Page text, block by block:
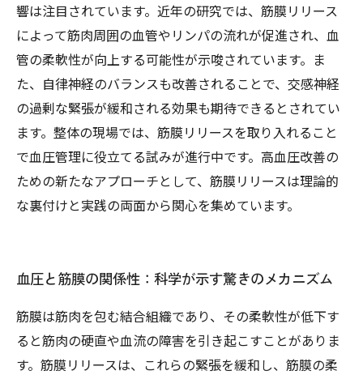
響は注目されています。近年の研究では、筋膜リリース
によって筋肉周囲の血管やリンパの流れが促進され、血
管の柔軟性が向上する可能性が示唆されています。ま
た、自律神経のバランスも改善されることで、交感神経
の過剰な緊張が緩和される効果も期待できるとされてい
ます。整体の現場では、筋膜リリースを取り入れること
で血圧管理に役立てる試みが進行中です。高血圧改善の
ための新たなアプローチとして、筋膜リリースは理論的
な裏付けと実践の両面から関心を集めています。
血圧と筋膜の関係性：科学が示す驚きのメカニズム
筋膜は筋肉を包む結合組織であり、その柔軟性が低下す
ると筋肉の硬直や血流の障害を引き起こすことがありま
す。筋膜リリースは、これらの緊張を緩和し、筋膜の柔